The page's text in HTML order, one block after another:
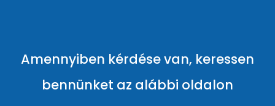
Amennyiben kérdése van, keressen
bennünket az alábbi oldalon